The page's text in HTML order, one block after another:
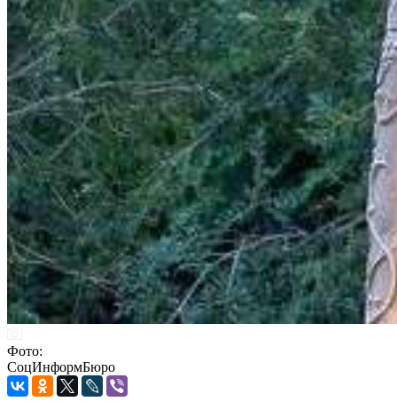
Фото:
СоцИнформБюро